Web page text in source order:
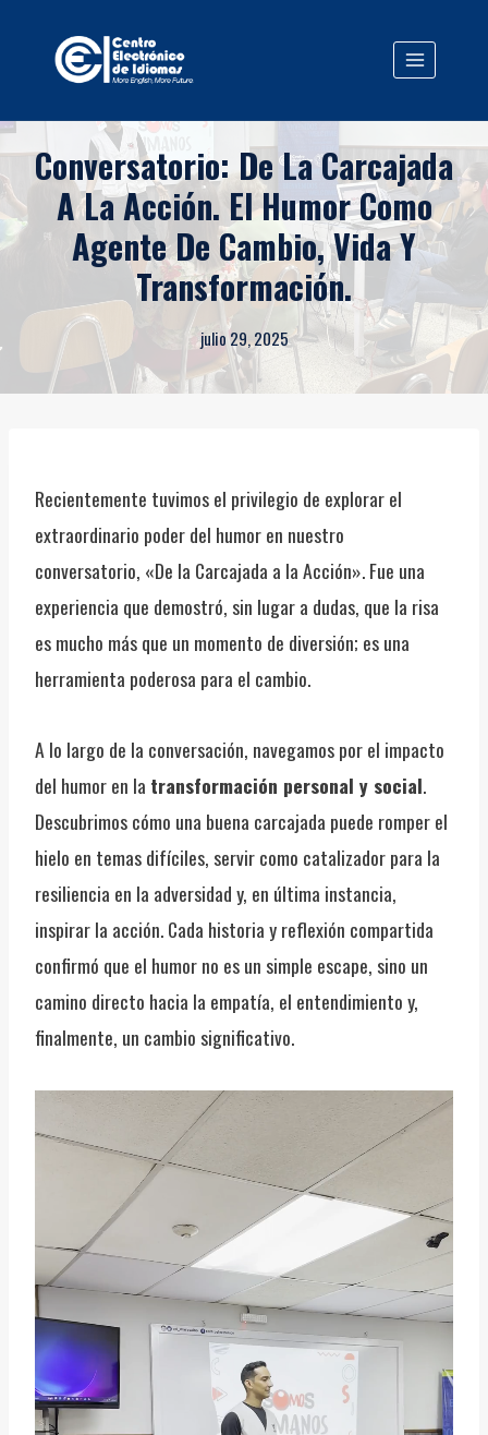
contenido
Conversatorio: De La Carcajada
A La Acción. El Humor Como
Agente De Cambio, Vida Y
Transformación.
julio 29, 2025
Recientemente tuvimos el privilegio de explorar el
extraordinario poder del humor en nuestro
conversatorio, «De la Carcajada a la Acción». Fue una
experiencia que demostró, sin lugar a dudas, que la risa
es mucho más que un momento de diversión; es una
herramienta poderosa para el cambio.
A lo largo de la conversación, navegamos por el impacto
del humor en la transformación personal y social.
Descubrimos cómo una buena carcajada puede romper el
hielo en temas difíciles, servir como catalizador para la
resiliencia en la adversidad y, en última instancia,
inspirar la acción. Cada historia y reflexión compartida
confirmó que el humor no es un simple escape, sino un
camino directo hacia la empatía, el entendimiento y,
finalmente, un cambio significativo.